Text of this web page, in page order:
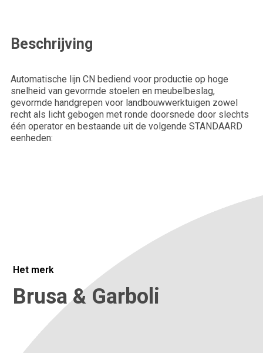
Achternaam*
Telefoonnummer*
Vertel ons meer over je situatie.
Beschrijving
Automatische lijn CN bediend voor productie op hoge
snelheid van gevormde stoelen en meubelbeslag,
gevormde handgrepen voor landbouwwerktuigen zowel
recht als licht gebogen met ronde doorsnede door slechts
één operator en bestaande uit de volgende STANDAARD
eenheden:
Het merk
Brusa & Garboli